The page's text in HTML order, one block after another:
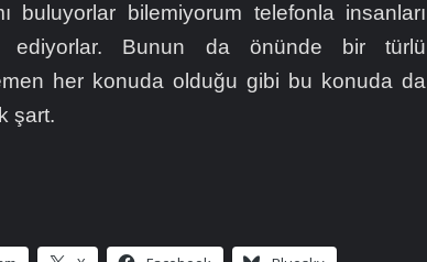
buluyorlar bilemiyorum telefonla insanları
ediyorlar. Bunun da önünde bir türlü
her konuda olduğu gibi bu konuda da
şart.